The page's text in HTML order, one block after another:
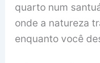
quarto num
onde a natureza
enquanto você